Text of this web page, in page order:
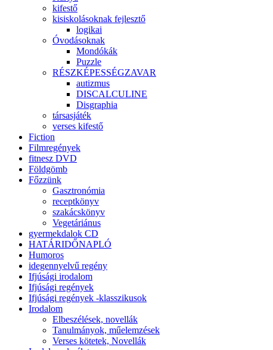
kifestő
kisiskolásoknak fejlesztő
logikai
Óvodásoknak
Mondókák
Puzzle
RÉSZKÉPESSÉGZAVAR
autizmus
DISCALCULINE
Disgraphia
társasjáték
verses kifestő
Fiction
Filmregények
fitnesz DVD
Földgömb
Főzzünk
Gasztronómia
receptkönyv
szakácskönyv
Vegetáriánus
gyermekdalok CD
HATÁRIDŐNAPLÓ
Humoros
idegennyelvű regény
Ifjúsági irodalom
Ifjúsági regények
Ifjúsági regények -klasszikusok
Irodalom
Elbeszélések, novellák
Tanulmányok, műelemzések
Verses kötetek, Novellák